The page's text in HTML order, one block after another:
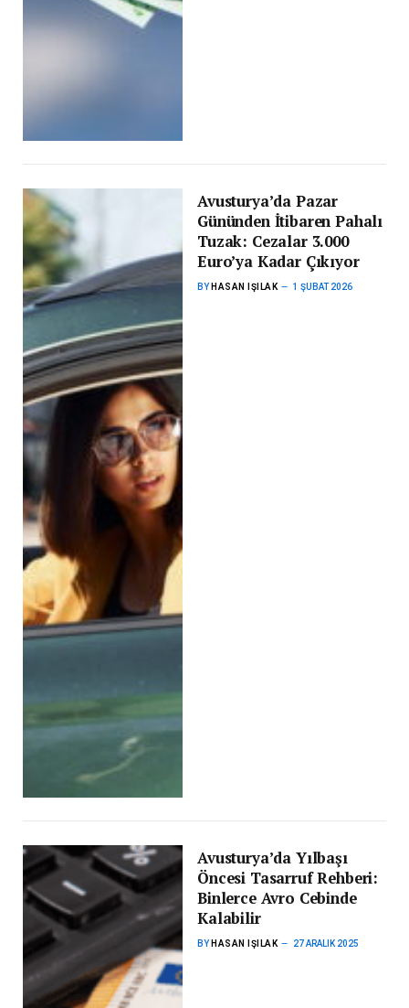
Avusturya’da Pazar
Gününden İtibaren Pahalı
Tuzak: Cezalar 3.000
Euro’ya Kadar Çıkıyor
BY HASAN IŞILAK 1 ŞUBAT 2026
Avusturya’da Yılbaşı
Öncesi Tasarruf Rehberi:
Binlerce Avro Cebinde
Kalabilir
BY HASAN IŞILAK 27 ARALIK 2025